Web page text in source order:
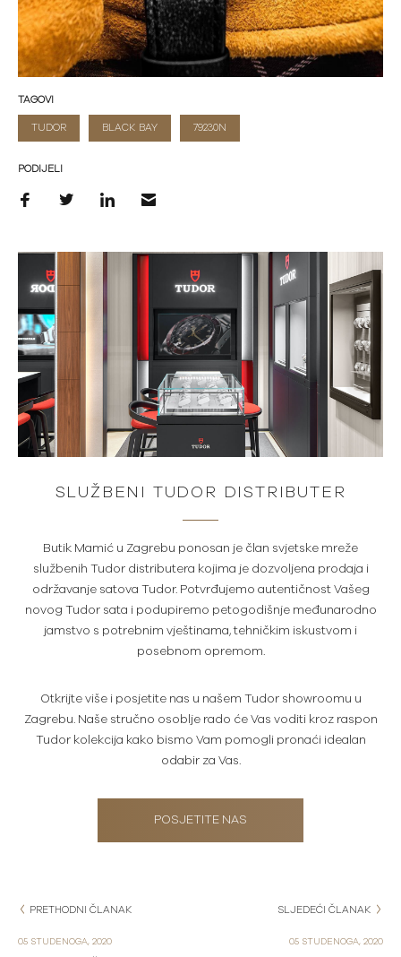
TAGOVI
TUDOR BLACK BAY 79230N
PODIJELI
SLUŽBENI TUDOR DISTRIBUTER
Butik Mamić u Zagrebu ponosan je član svjetske mreže
službenih Tudor distributera kojima je dozvoljena prodaja i
održavanje satova Tudor. Potvrđujemo autentičnost Vašeg
novog Tudor sata i podupiremo petogodišnje međunarodno
jamstvo s potrebnim vještinama, tehničkim iskustvom i
posebnom opremom.
Otkrijte više i posjetite nas u našem Tudor showroomu u
Zagrebu. Naše stručno osoblje rado će Vas voditi kroz raspon
Tudor kolekcija kako bismo Vam pomogli pronaći idealan
odabir za Vas.
POSJETITE NAS
PRETHODNI ČLANAK
05 STUDENOGA, 2020
SLJEDEĆI ČLANAK
05 STUDENOGA, 2020